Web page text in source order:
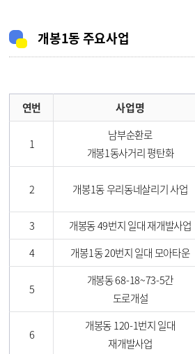
개봉1동 주요사업
연번 사업명
1
남부순환로
개봉1동사거리 평탄화
2 개봉1동 우리동네살리기 사업
3 개봉동 49번지 일대 재개발사업
4
개봉1동 20번지 일대 모아타운
5
개봉동 68-18~73-5간
도로개설
6
개봉동 120-1번지 일대
재개발사업